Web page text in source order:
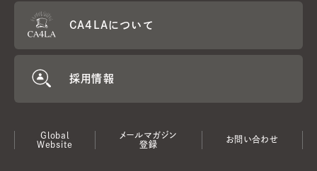
CA4LAについて
採用情報
Global
Website
メールマガジン
登録
お問い合わせ